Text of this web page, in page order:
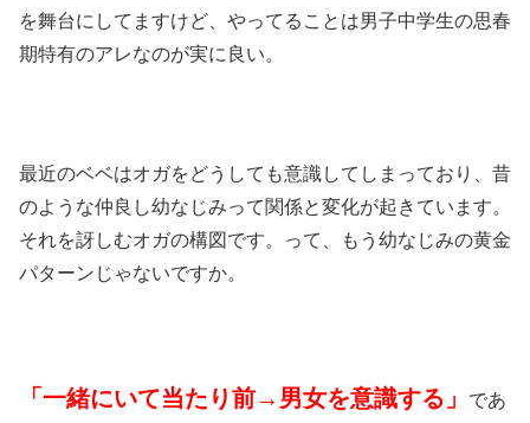
を舞台にしてますけど、やってることは男子中学生の思春
期特有のアレなのが実に良い。
最近のベベはオガをどうしても意識してしまっており、昔
のような仲良し幼なじみって関係と変化が起きています。
それを訝しむオガの構図です。って、もう幼なじみの黄金
パターンじゃないですか。
「一緒にいて当たり前→男女を意識する」
であ